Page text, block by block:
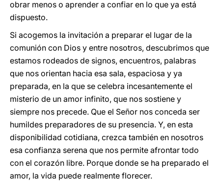
obrar menos o aprender a confiar en lo que ya está
dispuesto.
Si acogemos la invitación a preparar el lugar de la
comunión con Dios y entre nosotros, descubrimos que
estamos rodeados de signos, encuentros, palabras
que nos orientan hacia esa sala, espaciosa y ya
preparada, en la que se celebra incesantemente el
misterio de un amor infinito, que nos sostiene y
siempre nos precede. Que el Señor nos conceda ser
humildes preparadores de su presencia. Y, en esta
disponibilidad cotidiana, crezca también en nosotros
esa confianza serena que nos permite afrontar todo
con el corazón libre. Porque donde se ha preparado el
amor, la vida puede realmente florecer.